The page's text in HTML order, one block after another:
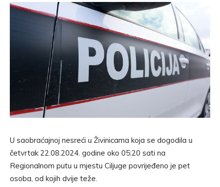
U saobraćajnoj nesreći u Živinicama koja se dogodila u
četvrtak 22.08.2024. godine oko 05:20 sati na
Regionalnom putu u mjestu Ciljuge povrijeđeno je pet
osoba, od kojih dvije teže.